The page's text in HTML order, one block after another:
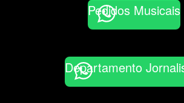
Pedidos Musicais
Departamento